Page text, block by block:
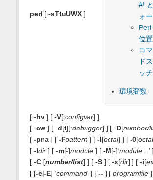
#!
ォ
Perl
位置
コ
ド
ッチ
環境変数
perl [ -sTtuUWX]
[ -hv] [ -V[:configvar] ]
[ -cw] [ -d[t][:debugger] ] [ -D[number/
[ -pna] [ -Fpattern ] [ -l[octal] ] [ -0[
[ -Idir] [ -m[-]module] [ -M[-]'module...'
[ -C [number/list] ] [ -S] [ -x[dir] ] [ -i[
[ [-e|-E] 'command'] [ -- ] [ programfile]